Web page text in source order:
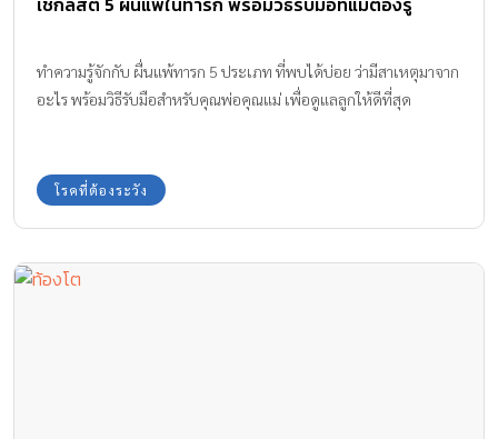
ทำความรู้จักกับ ผื่นแพ้ทารก 5 ประเภท ที่พบได้บ่อย ว่ามีสาเหตุมาจาก
อะไร พร้อมวิธีรับมือสำหรับคุณพ่อคุณแม่ เพื่อดูแลลูกให้ดีที่สุด
โรคที่ต้องระวัง